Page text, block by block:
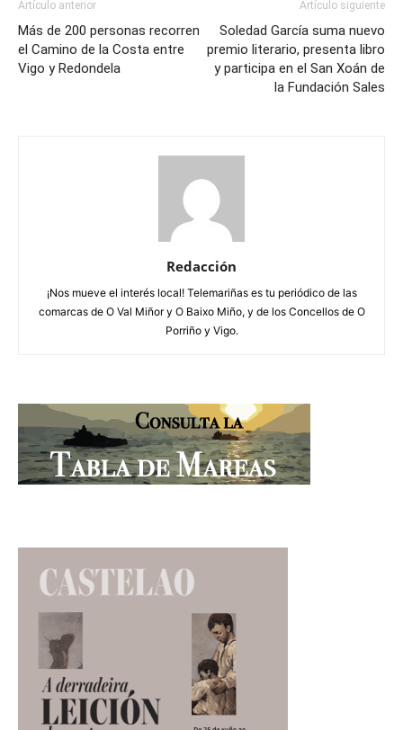
Artículo anterior
Más de 200 personas recorren
el Camino de la Costa entre
Vigo y Redondela
Artículo siguiente
Soledad García suma nuevo
premio literario, presenta libro
y participa en el San Xoán de
la Fundación Sales
Redacción
¡Nos mueve el interés local! Telemariñas es tu periódico de las
comarcas de O Val Miñor y O Baixo Miño, y de los Concellos de O
Porriño y Vigo.